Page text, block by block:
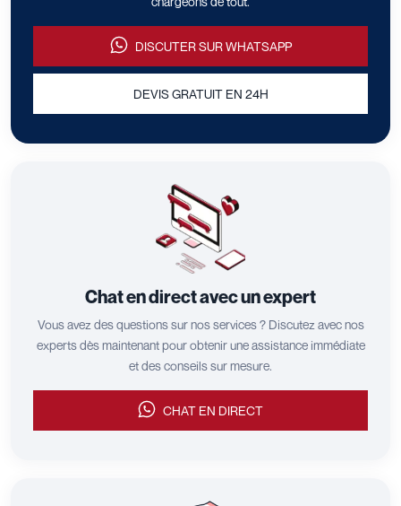
DISCUTER SUR WHATSAPP
DEVIS GRATUIT EN 24H
Chat en direct avec un expert
Vous avez des questions sur nos services ? Discutez avec nos
experts dès maintenant pour obtenir une assistance immédiate
et des conseils sur mesure.
CHAT EN DIRECT